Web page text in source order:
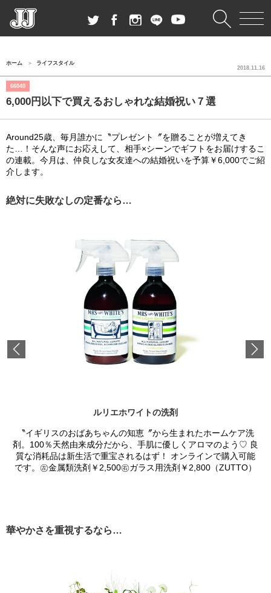
ホーム ライフスタイル
66040
6,000円以下で買えるおしゃれな結婚祝い７選
2018.11.16
Around25歳、毎月誰かに〝プレゼント〞を贈ることが増えてき
た…！そんな声にお応えして、相手×シーンでギフトをお届けするこ
の連載。今月は、仲良しな女友達への結婚祝いを予算￥6,000でご紹
介します。
絶対に失敗なしの定番なら…
ルリエホワイトの洗剤
〝イギリスのおばあちゃんの知恵〞から生まれたホームケア洗
剤。100％天然由来成分だから、手肌に優しくアロマのよう♡ 良
質な消耗品は新生活で重宝されるはず！ オンラインで購入可能
です。㊧金属類洗剤￥2,500㊨ガラス用洗剤￥2,800（ZUTTO）
華やかさを重視するなら…